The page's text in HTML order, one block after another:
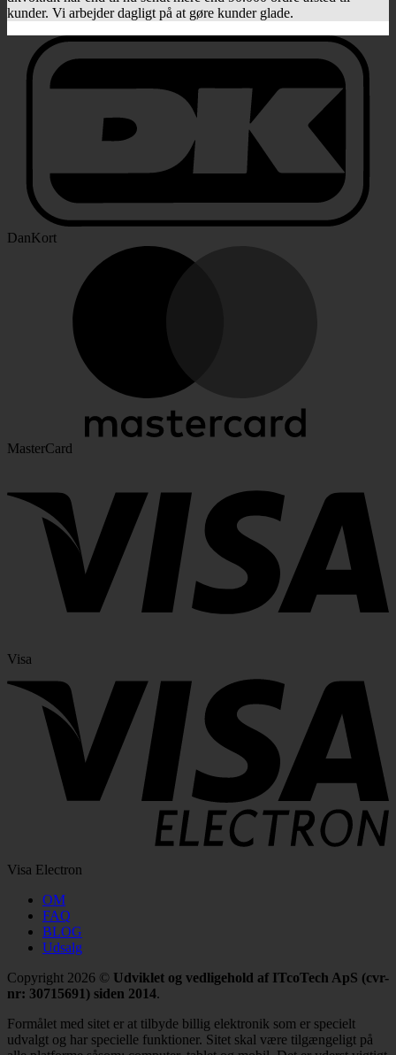
kunder. Vi arbejder dagligt på at gøre kunder glade.
DanKort
MasterCard
Visa
Visa Electron
OM
FAQ
BLOG
Udsalg
Copyright 2026 © Udviklet og vedligehold af ITcoTech ApS (cvr-
nr: 30715691) siden 2014.
Formålet med sitet er at tilbyde billig elektronik som er specielt
udvalgt og har specielle funktioner. Sitet skal være tilgængeligt på